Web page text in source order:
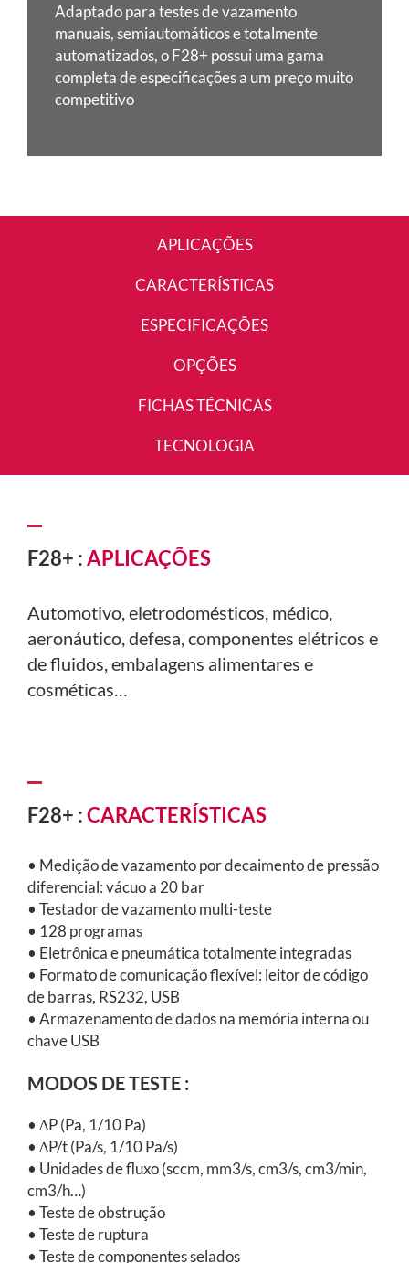
Adaptado para testes de vazamento
manuais, semiautomáticos e totalmente
automatizados, o F28+ possui uma gama
completade especificações a um preço muito
competitivo
APLICAÇÕES
CARACTERÍSTICAS
ESPECIFICAÇÕES
OPÇÕES
FICHAS TÉCNICAS
TECNOLOGIA
F28+ :APLICAÇÕES
Automotivo, eletrodomésticos, médico,
aeronáutico, defesa,componentes elétricos e
de fluidos, embalagens alimentares e
cosméticas…
F28+ :CARACTERÍSTICAS
• Medição de vazamento por decaimento de pressão
diferencial: vácuo a 20 bar
• Testador de vazamento multi-teste
• 128 programas
• Eletrônica e pneumática totalmente integradas
• Formato de comunicação flexível: leitor de código
de barras, RS232, USB
• Armazenamento de dados na memória interna ou
chave USB
MODOS DE TESTE :
• ∆P (Pa, 1/10 Pa)
• ∆P/t (Pa/s, 1/10 Pa/s)
• Unidades de fluxo (sccm, mm3/s, cm3/s, cm3/min,
cm3/h…)
• Teste de obstrução
• Teste de ruptura
• Teste de componentes selados